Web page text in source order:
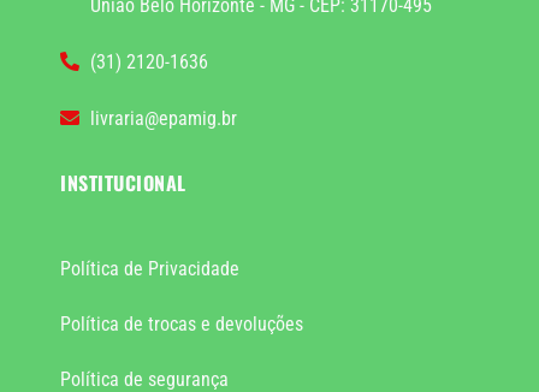
União Belo Horizonte - MG - CEP: 31170-495
(31) 2120-1636
livraria@epamig.br
INSTITUCIONAL
Política de Privacidade
Política de trocas e devoluções
Política de segurança